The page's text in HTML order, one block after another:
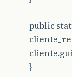
public
}